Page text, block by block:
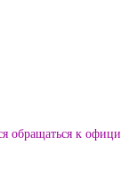
обращаться к